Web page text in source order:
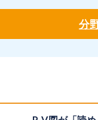
分